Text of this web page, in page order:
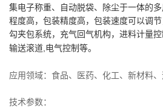
集电子称重、自动脱袋、除尘于一体的
程度高，包装精度高，包装速度可以调
勾夹包系统，充气回气机构，进料计量控
输送滚道 电气控制等。
应用领域：食品、医药、化工、新材料
技术参数：